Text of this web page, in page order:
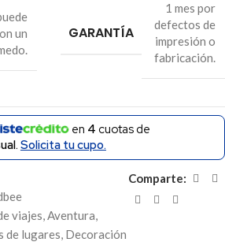
un
GARANTÍA
1 mes por
defectos de
impresión o
fabricación.
en 4 cuotas de
Solicita tu cupo.
viajes Aventura
de lugares Decoración
Comparte: